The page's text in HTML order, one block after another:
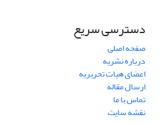
دسترسی سریع
صفحه اصلی
درباره نشریه
اعضای هیات تحریریه
ارسال مقاله
تماس با ما
نقشه سایت